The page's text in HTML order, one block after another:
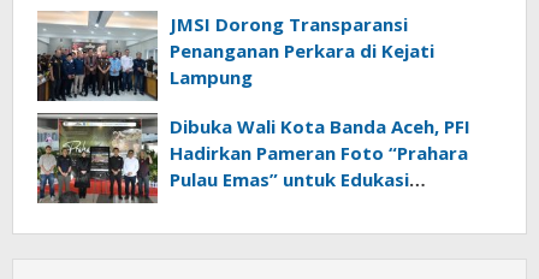
JMSI Dorong Transparansi
Penanganan Perkara di Kejati
Lampung
Dibuka Wali Kota Banda Aceh, PFI
Hadirkan Pameran Foto “Prahara
Pulau Emas” untuk Edukasi